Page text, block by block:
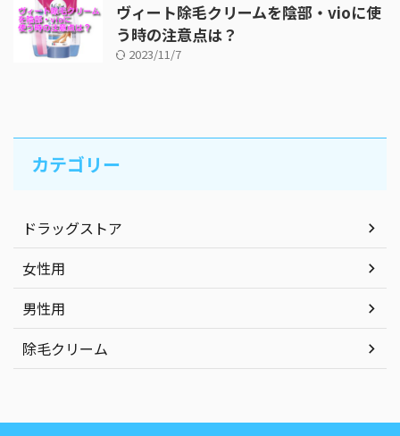
ヴィート除毛クリームを陰部・vioに使
う時の注意点は？
2023/11/7
カテゴリー
ドラッグストア
女性用
男性用
除毛クリーム